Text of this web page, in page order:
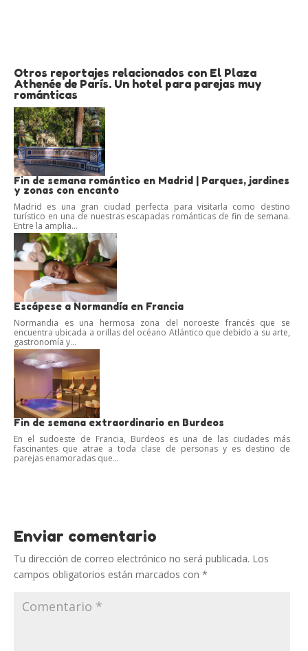
Otros reportajes relacionados con El Plaza
Athenée de París. Un hotel para parejas muy
románticas
Fin de semana romántico en Madrid | Parques, jardines
y zonas con encanto
Madrid es una gran ciudad perfecta para visitarla como destino
turístico en una de nuestras escapadas románticas de fin de semana.
Entre la amplia...
Escápese a Normandía en Francia
Normandia es una hermosa zona del noroeste francés que se
encuentra ubicada a orillas del océano Atlántico que debido a su arte,
gastronomía y...
Fin de semana extraordinario en Burdeos
En el sudoeste de Francia, Burdeos es una de las ciudades más
fascinantes que atrae a toda clase de personas y es destino de
parejas enamoradas que...
Enviar comentario
Tu dirección de correo electrónico no será publicada. Los
campos obligatorios están marcados con *